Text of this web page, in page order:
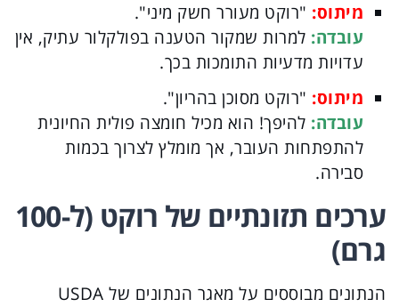
מיתוס: "רוקט מעורר חשק מיני".
עובדה: למרות שמקור הטענה בפולקלור עתיק, אין
עדויות מדעיות התומכות בכך.
מיתוס: "רוקט מסוכן בהריון".
עובדה: להיפך! הוא מכיל חומצה פולית החיונית
להתפתחות העובר, אך מומלץ לצרוך בכמות
סבירה.
ערכים תזונתיים של רוקט (ל-100
גרם)
הנתונים מבוססים על מאגר הנתונים של USDA